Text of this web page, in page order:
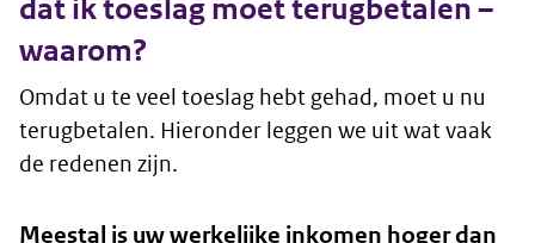
dat ik toeslag moet terugbetalen –
waarom?
Omdat u te veel toeslag hebt gehad, moet u nu
terugbetalen. Hieronder leggen we uit wat vaak
de redenen zijn.
Meestal is uw werkelijke inkomen hoger dan